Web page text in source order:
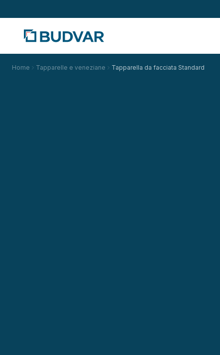
Home Tapparelle e veneziane Tapparella da facciata Standard